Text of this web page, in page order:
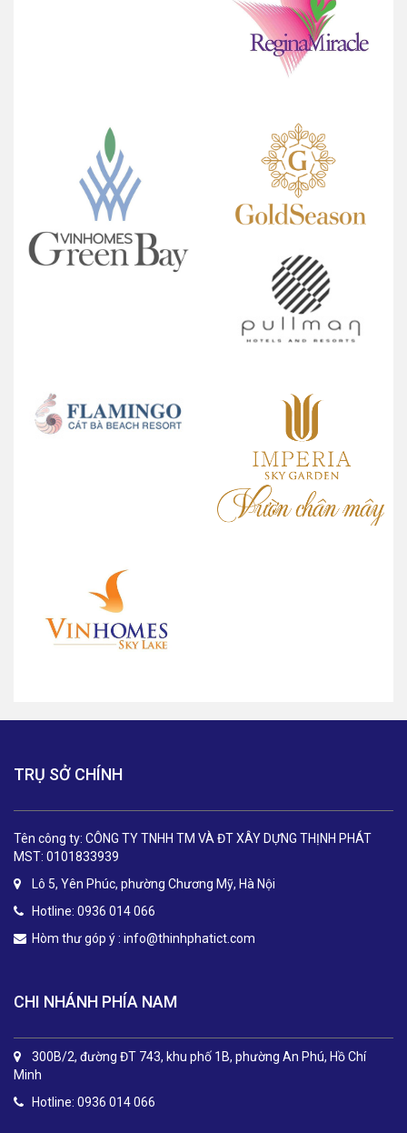
TRỤ SỞ CHÍNH
Tên công ty: CÔNG TY TNHH TM VÀ ĐT XÂY DỰNG THỊNH PHÁT
MST: 0101833939
Lô 5, Yên Phúc, phường Chương Mỹ, Hà Nội
Hotline: 0936 014 066
Hòm thư góp ý : info@thinhphatict.com
CHI NHÁNH PHÍA NAM
300B/2, đường ĐT 743, khu phố 1B, phường An Phú, Hồ Chí
Minh
Hotline: 0936 014 066